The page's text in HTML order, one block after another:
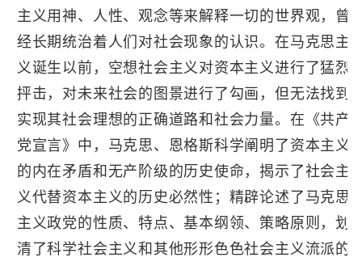
主义用神、人性、观念等来解释一切的世界观，曾
经长期统治着人们对社会现象的认识。在马克思主
义诞生以前，空想社会主义对资本主义进行了猛烈
抨击，对未来社会的图景进行了勾画，但无法找到
实现其社会理想的正确道路和社会力量。在《共产
党宣言》中，马克思、恩格斯科学阐明了资本主义
的内在矛盾和无产阶级的历史使命，揭示了社会主
义代替资本主义的历史必然性；精辟论述了马克思
主义政党的性质、特点、基本纲领、策略原则，划
清了科学社会主义和其他形形色色社会主义流派的